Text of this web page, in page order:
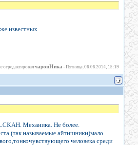
известных.
отредактировалчаровНика -Пятница, 06.06.2014, 15:19
Механика. Не более.
(так называемые айтишники)мало
человека среди